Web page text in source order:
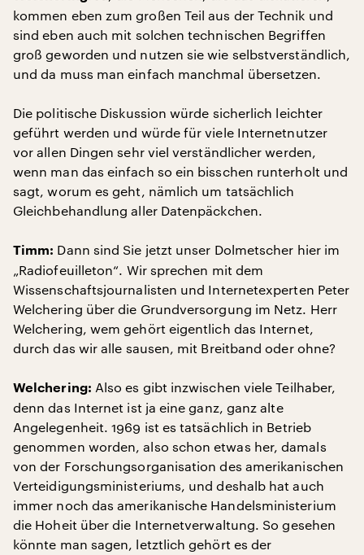
kommen eben zum großen Teil aus der Technik und
sind eben auch mit solchen technischen Begriffen
groß geworden und nutzen sie wie selbstverständlich,
und da muss man einfach manchmal übersetzen.
Die politische Diskussion würde sicherlich leichter
geführt werden und würde für viele Internetnutzer
vor allen Dingen sehr viel verständlicher werden,
wenn man das einfach so ein bisschen runterholt und
sagt, worum es geht, nämlich um tatsächlich
Gleichbehandlung aller Datenpäckchen.
Timm: Dann sind Sie jetzt unser Dolmetscher hier im
„Radiofeuilleton“. Wir sprechen mit dem
Wissenschaftsjournalisten und Internetexperten Peter
Welchering über die Grundversorgung im Netz. Herr
Welchering, wem gehört eigentlich das Internet,
durch das wir alle sausen, mit Breitband oder ohne?
Welchering: Also es gibt inzwischen viele Teilhaber,
denn das Internet ist ja eine ganz, ganz alte
Angelegenheit. 1969 ist es tatsächlich in Betrieb
genommen worden, also schon etwas her, damals
von der Forschungsorganisation des amerikanischen
Verteidigungsministeriums, und deshalb hat auch
immer noch das amerikanische Handelsministerium
die Hoheit über die Internetverwaltung. So gesehen
könnte man sagen, letztlich gehört es der